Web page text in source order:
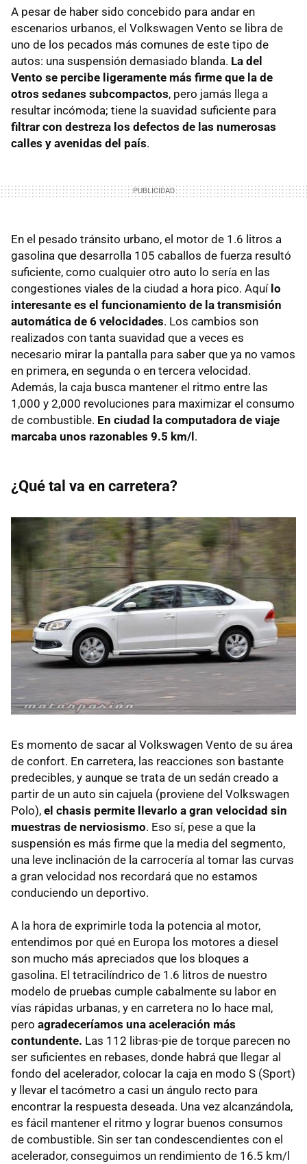
A pesar de haber sido concebido para andar en
escenarios urbanos, el Volkswagen Vento se libra de
uno de los pecados más comunes de este tipo de
autos: una suspensión demasiado blanda. La del
Vento se percibe ligeramente más firme que la de
otros sedanes subcompactos, pero jamás llega a
resultar incómoda; tiene la suavidad suficiente para
filtrar con destreza los defectos de las numerosas
calles y avenidas del país.
En el pesado tránsito urbano, el motor de 1.6 litros a
gasolina que desarrolla 105 caballos de fuerza resultó
suficiente, como cualquier otro auto lo sería en las
congestiones viales de la ciudad a hora pico. Aquí lo
interesante es el funcionamiento de la transmisión
automática de 6 velocidades. Los cambios son
realizados con tanta suavidad que a veces es
necesario mirar la pantalla para saber que ya no vamos
en primera, en segunda o en tercera velocidad.
Además, la caja busca mantener el ritmo entre las
1,000 y 2,000 revoluciones para maximizar el consumo
de combustible. En ciudad la computadora de viaje
marcaba unos razonables 9.5 km/l .
¿Qué tal va en carretera?
Es momento de sacar al Volkswagen Vento de su área
de confort. En carretera, las reacciones son bastante
predecibles, y aunque se trata de un sedán creado a
partir de un auto sin cajuela (proviene del Volkswagen
Polo), el chasis permite llevarlo a gran velocidad sin
muestras de nerviosismo. Eso sí, pese a que la
suspensión es más firme que la media del segmento,
una leve inclinación de la carrocería al tomar las curvas
a gran velocidad nos recordará que no estamos
conduciendo un deportivo.
A la hora de exprimirle toda la potencia al motor,
entendimos por qué en Europa los motores a diesel
son mucho más apreciados que los bloques a
gasolina. El tetracilíndrico de 1.6 litros de nuestro
modelo de pruebas cumple cabalmente su labor en
vías rápidas urbanas, y en carretera no lo hace mal,
pero agradeceríamos una aceleración más
contundente. Las 112 libras-pie de torque parecen no
ser suficientes en rebases, donde habrá que llegar al
fondo del acelerador, colocar la caja en modo S (Sport)
y llevar el tacómetro a casi un ángulo recto para
encontrar la respuesta deseada. Una vez alcanzándola,
es fácil mantener el ritmo y lograr buenos consumos
de combustible. Sin ser tan condescendientes con el
acelerador, conseguimos un rendimiento de 16.5 km/l